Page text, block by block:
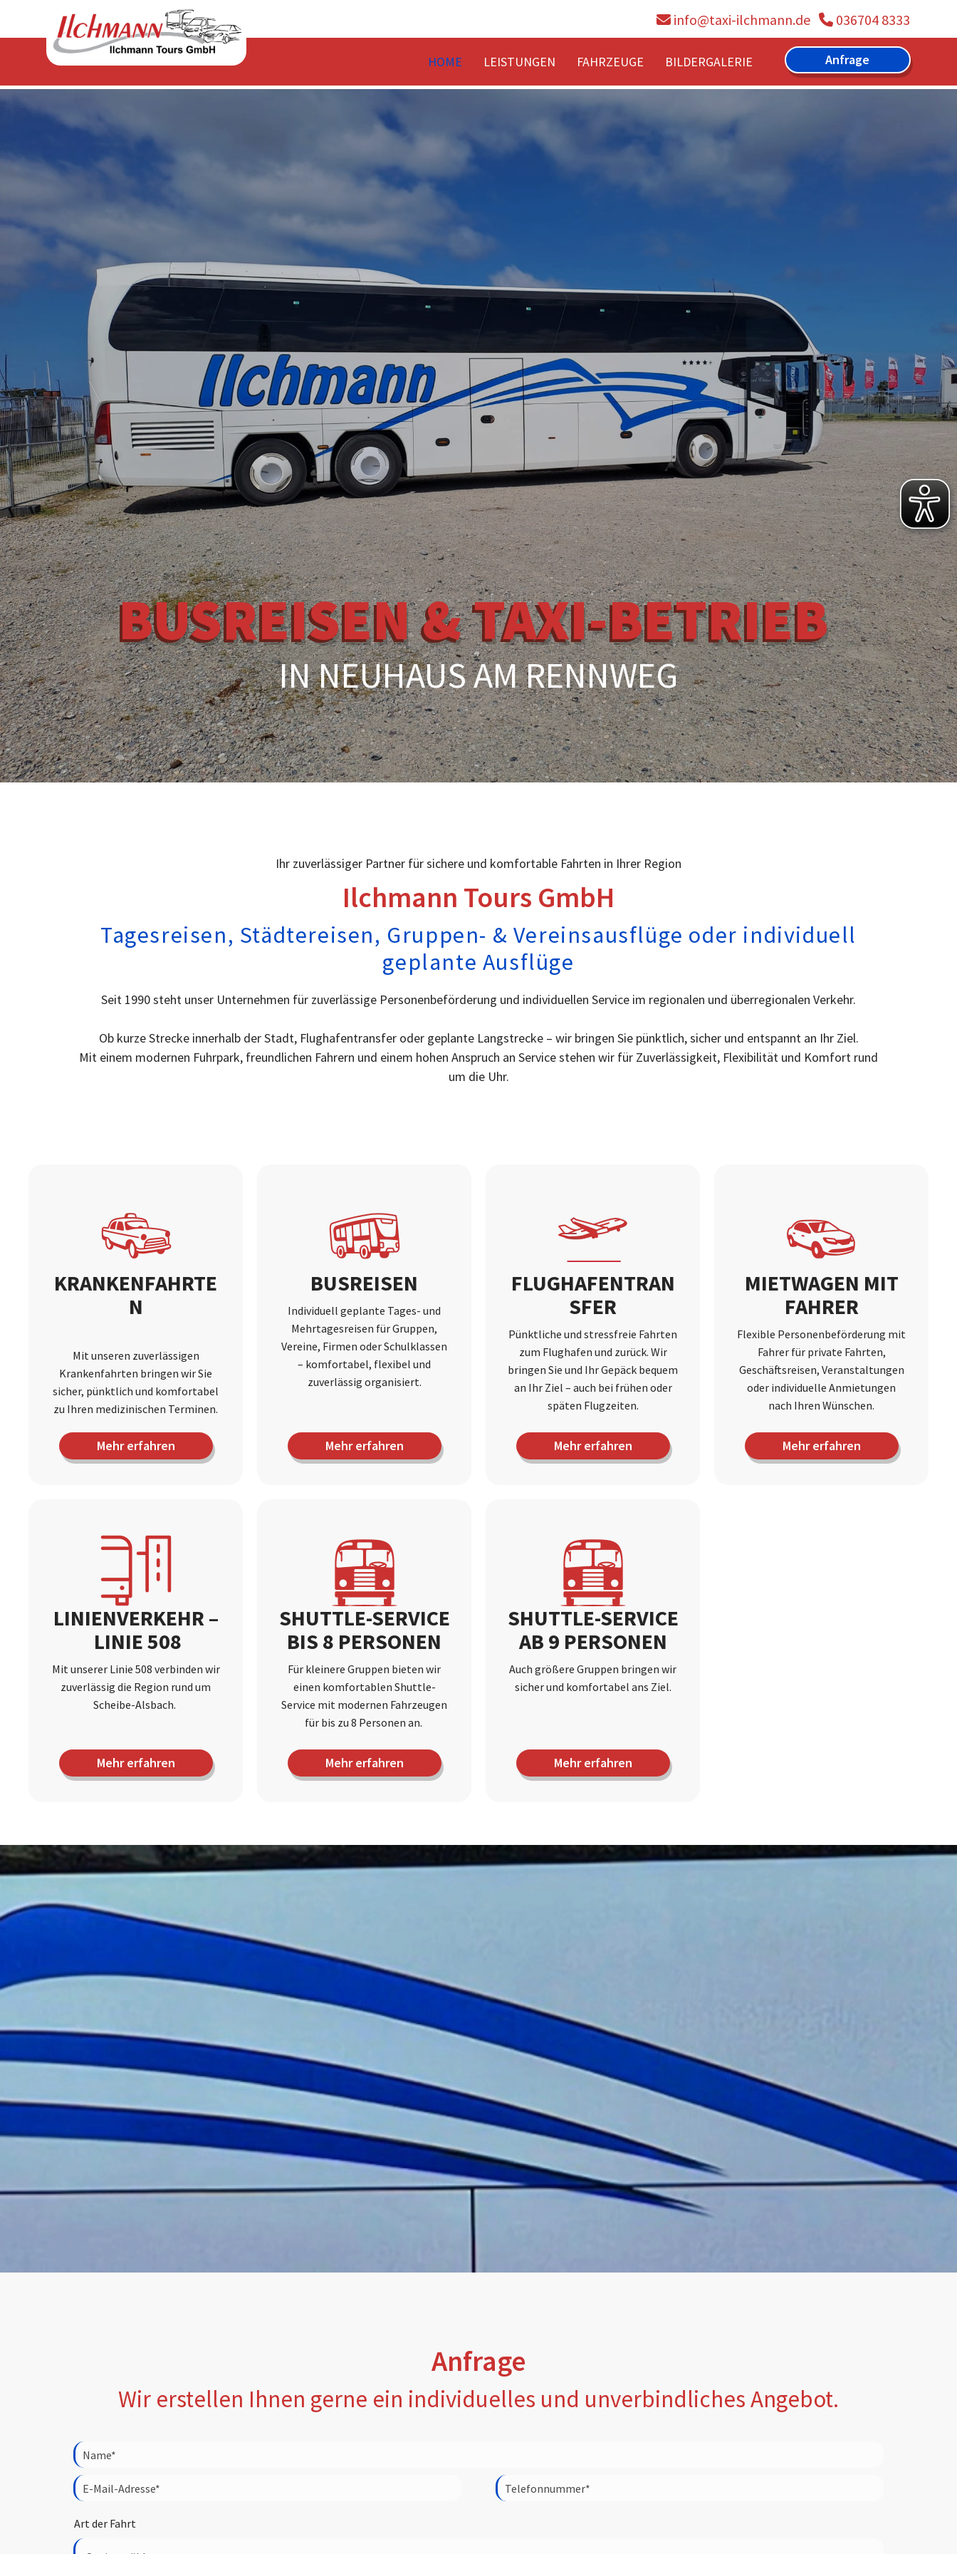
 info@taxi-ilchmann.de  036704 8333
HOME LEISTUNGEN FAHRZEUGE BILDERGALERIE Anfrage
BUSREISEN &TAXI-BETRIEB
IN NEUHAUS AM RENNWEG
Ihr zuverlässiger Partner für sichere und komfortable Fahrten in Ihrer Region
Ilchmann Tours GmbH
Tagesreisen, Städtereisen, Gruppen- & Vereinsausflüge oder individuell
geplante Ausflüge
Seit 1990 steht unser Unternehmen für zuverlässige Personenbeförderung und individuellen Service im regionalen und überregionalen Verkehr.
Ob kurze Strecke innerhalb der Stadt, Flughafentransfer oder geplante Langstrecke – wir bringen Sie pünktlich, sicher und entspannt an Ihr Ziel.
Mit einem modernen Fuhrpark, freundlichen Fahrern und einem hohen Anspruch an Service stehen wir für Zuverlässigkeit, Flexibilität und Komfort rund
um die Uhr.
KRANKENFAHRTE
N
Mit unseren zuverlässigen
Krankenfahrten bringen wir Sie
sicher, pünktlich und komfortabel
zu Ihren medizinischen Terminen.
Mehr erfahren
BUSREISEN
Individuell geplante Tages- und
Mehrtagesreisen für Gruppen,
Vereine, Firmen oder Schulklassen
– komfortabel, flexibel und
zuverlässig organisiert.
Mehr erfahren
FLUGHAFENTRAN
SFER
Pünktliche und stressfreie Fahrten
zum Flughafen und zurück. Wir
bringen Sie und Ihr Gepäck bequem
an Ihr Ziel – auch bei frühen oder
späten Flugzeiten.
Mehr erfahren
MIETWAGEN MIT
FAHRER
Flexible Personenbeförderung mit
Fahrer für private Fahrten,
Geschäftsreisen, Veranstaltungen
oder individuelle Anmietungen
nach Ihren Wünschen.
Mehr erfahren
LINIENVERKEHR –
LINIE 508
Mit unserer Linie 508 verbinden wir
zuverlässig die Region rund um
Scheibe-Alsbach.
Mehr erfahren
SHUTTLE-SERVICE
BIS 8 PERSONEN
Für kleinere Gruppen bieten wir
einen komfortablen Shuttle-
Service mit modernen Fahrzeugen
für bis zu 8 Personen an.
Mehr erfahren
SHUTTLE-SERVICE
AB 9 PERSONEN
Auch größere Gruppen bringen wir
sicher und komfortabel ans Ziel.
Mehr erfahren
Anfrage
Wir erstellen Ihnen gerne ein individuelles und unverbindliches Angebot.
Art der Fahrt